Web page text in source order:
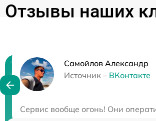
Отзывы наших
Самойлов Александр
Источник – ВКонтакте
Сервис вообще огонь! Они
Нужна